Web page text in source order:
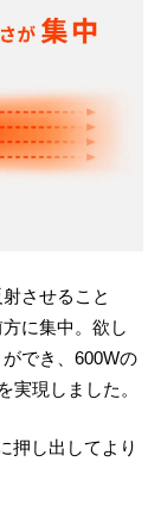
させること
に集中。欲し
でき、600Wの
実現しました。
押し出してより